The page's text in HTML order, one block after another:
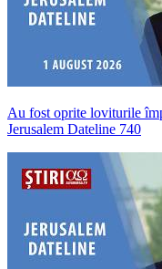
Au fost oprite loviturile
Jerusalem Dateline 740